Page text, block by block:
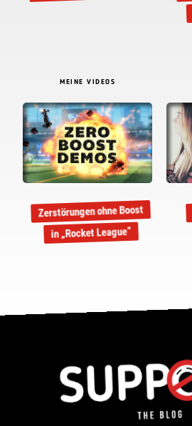
MEINE VIDEOS
Zerstörungen ohne Boost
in „Rocket League“